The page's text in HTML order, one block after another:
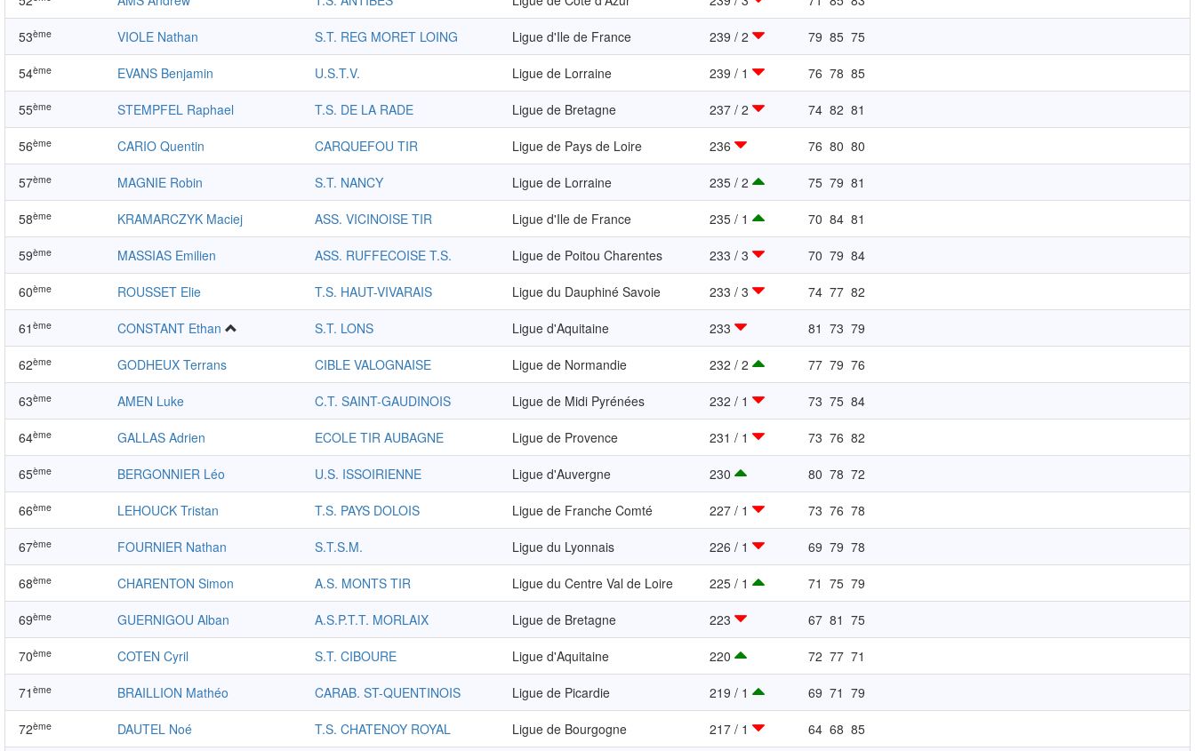
53ème VIOLE Nathan S.T. REG MORET LOING Ligue d'Ile de France 239 / 2 79 85 75
54ème EVANS Benjamin U.S.T.V. Ligue de Lorraine 239 / 1 76 78 85
55ème STEMPFEL Raphael T.S. DE LA RADE Ligue de Bretagne 237 / 2 74 82 81
56ème CARIO Quentin CARQUEFOU TIR Ligue de Pays de Loire 236 76 80 80
57ème MAGNIE Robin S.T. NANCY Ligue de Lorraine 235 / 2 75 79 81
58ème KRAMARCZYK Maciej ASS. VICINOISE TIR Ligue d'Ile de France 235 / 1 70 84 81
59ème MASSIAS Emilien ASS. RUFFECOISE T.S. Ligue de Poitou Charentes 233 / 3 70 79 84
60ème ROUSSET Elie T.S. HAUT-VIVARAIS Ligue du Dauphiné Savoie 233 / 3 74 77 82
61 ème CONSTANT Ethan S.T. LONS Ligue d'Aquitaine 233 81 73 79
62ème GODHEUX Terrans CIBLE VALOGNAISE Ligue de Normandie 232 / 2 77 79 76
63ème AMEN Luke C.T. SAINT-GAUDINOIS Ligue de Midi Pyrénées 232 / 1 73 75 84
64ème GALLAS Adrien ECOLE TIR AUBAGNE Ligue de Provence 231 / 1 73 76 82
65ème BERGONNIER Léo U.S. ISSOIRIENNE Ligue d'Auvergne 230 80 78 72
66ème LEHOUCK Tristan T.S. PAYS DOLOIS Ligue de Franche Comté 227 / 1 73 76 78
67ème FOURNIER Nathan S.T.S.M. Ligue du Lyonnais 226 / 1 69 79 78
68ème CHARENTON Simon A.S. MONTS TIR Ligue du Centre Val de Loire 225 / 1 71 75 79
69ème GUERNIGOU Alban A.S.P.T.T. MORLAIX Ligue de Bretagne 223 67 81 75
70ème COTEN Cyril S.T. CIBOURE Ligue d'Aquitaine 220 72 77 71
71 ème BRAILLION Mathéo CARAB. ST-QUENTINOIS Ligue de Picardie 219 / 1 69 71 79
72ème DAUTEL Noé T.S. CHATENOY ROYAL Ligue de Bourgogne 217 / 1 64 68 85